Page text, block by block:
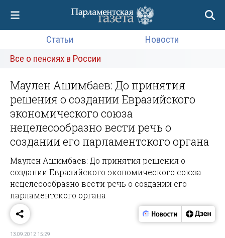
Статьи
Новости
Все о пенсиях в России
Маулен Ашимбаев: До принятия
решения о создании Евразийского
экономического союза
нецелесообразно вести речь о
создании его парламентского органа
Маулен Ашимбаев: До принятия решения о
создании Евразийского экономического союза
нецелесообразно вести речь о создании его
парламентского органа
13.09.2012 15:29